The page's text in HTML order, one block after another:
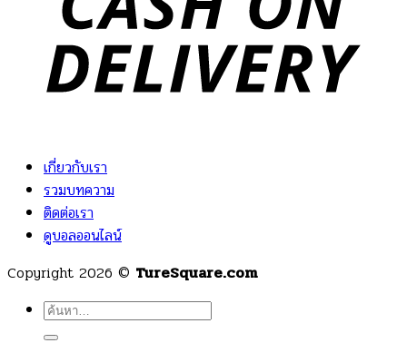
เกี่ยวกับเรา
รวมบทความ
ติดต่อเรา
ดูบอลออนไลน์
Copyright 2026 © TureSquare.com
ค้นหา: